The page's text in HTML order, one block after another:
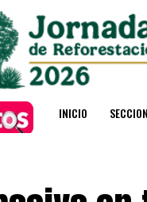
INICIO